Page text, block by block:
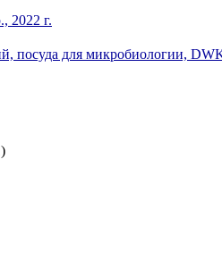
2022 г.
посуда для микробиологии,
)